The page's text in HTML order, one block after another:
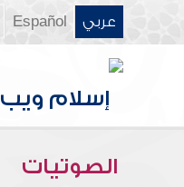
عربي Español
الصوتيات